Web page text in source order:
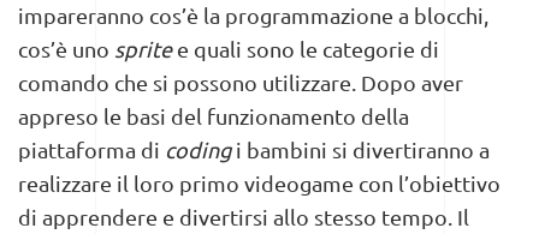
impareranno cos’è la programmazione a blocchi,
cos’è uno spritee quali sono le categorie di
comando che si possono utilizzare. Dopo aver
appreso le basi del funzionamento della
piattaforma di codingi bambini si divertiranno a
realizzare il loro primo videogame con l’obiettivo
di apprendere e divertirsi allo stesso tempo. Il